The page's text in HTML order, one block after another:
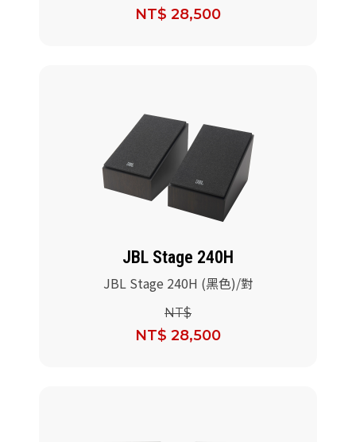
NT$ 28,500
JBL Stage 240H
JBL Stage 240H (黑色)/對
NT$
NT$ 28,500